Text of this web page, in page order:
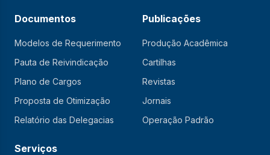
Documentos
Modelos de Requerimento
Pauta de Reivindicação
Plano de Cargos
Proposta de Otimização
Relatório das Delegacias
Publicações
Produção Acadêmica
Cartilhas
Revistas
Jornais
Operação Padrão
Serviços